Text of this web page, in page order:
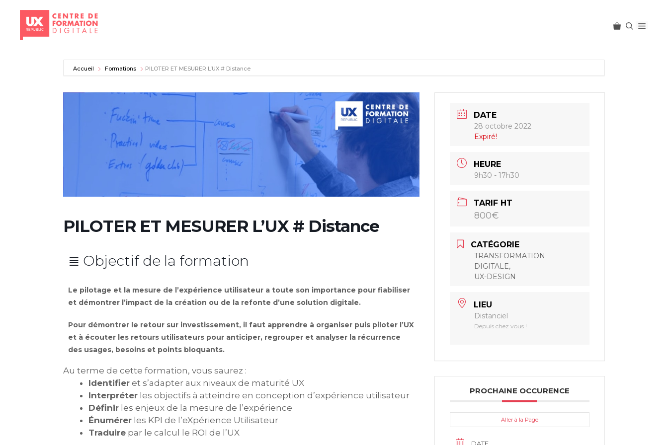
Menu
Accueil Formations PILOTER ET MESURER L’UX # Distance
PILOTER ET MESURER L’UX # Distance
≣ Objectif de la formation
Le pilotage et la mesure de l’expérience utilisateur a toute son importance pour fiabiliser
et démontrer l’impact de la création ou de la refonte d’une solution digitale.
Pour démontrer le retour sur investissement, il faut apprendre à organiser puis piloter l’UX
et à écouter les retours utilisateurs pour anticiper, regrouper et analyser la récurrence
des usages, besoins et points bloquants.
Au terme de cette formation, vous saurez :
Identifier et s’adapter aux niveaux de maturité UX
Interpréter les objectifs à atteindre en conception d’expérience utilisateur
Définir les enjeux de la mesure de l’expérience
Énumérer les KPI de l’eXpérience Utilisateur
Traduire par le calcul le ROI de l’UX
DATE
28 octobre 2022
Expiré!
HEURE
9h30 - 17h30
TARIF HT
800€
CATÉGORIE
TRANSFORMATION
DIGITALE,
UX-DESIGN
LIEU
Distanciel
Depuis chez vous !
PROCHAINE OCCURENCE
Aller à la Page
DATE